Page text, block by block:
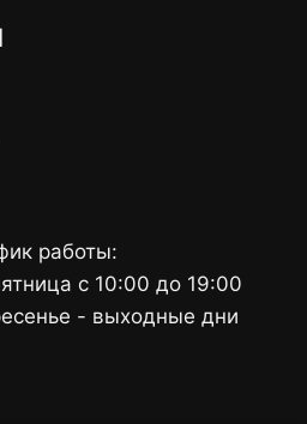
работы:
с 10:00 до 19:00
- выходные дни